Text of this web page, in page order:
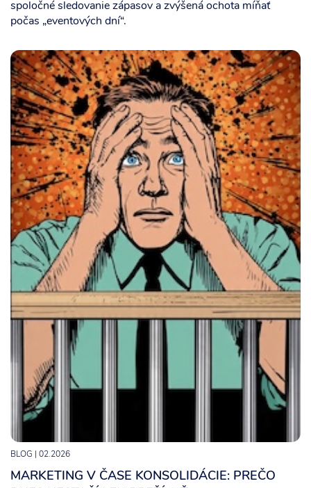
spoločné sledovanie zápasov a zvýšená ochota míňať
počas „eventových dní“.
BLOG | 02.2026
MARKETING V ČASE KONSOLIDÁCIE: PREČO